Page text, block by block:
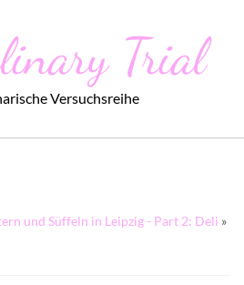
Trial
Versuchsreihe
und Süffeln in Leipzig - Part 2: Deli »